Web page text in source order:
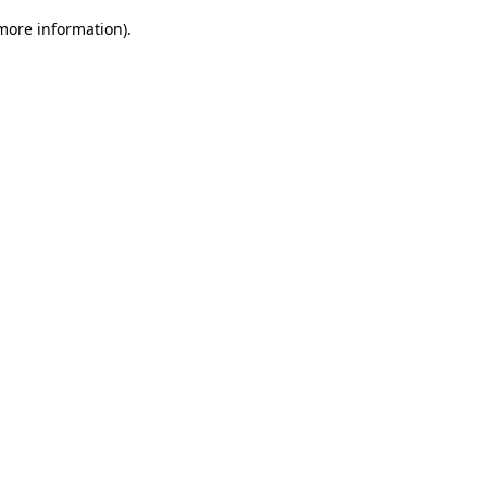
information).